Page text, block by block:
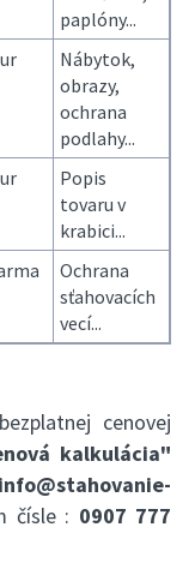
paplóny...
Nábytok,
obrazy,
ochrana
podlahy...
Popis
tovaru v
krabici...
Ochrana
sťahovacích
vecí...
cenovej
kalkulácia"
info@stahovanie-
čísle : 0907 777